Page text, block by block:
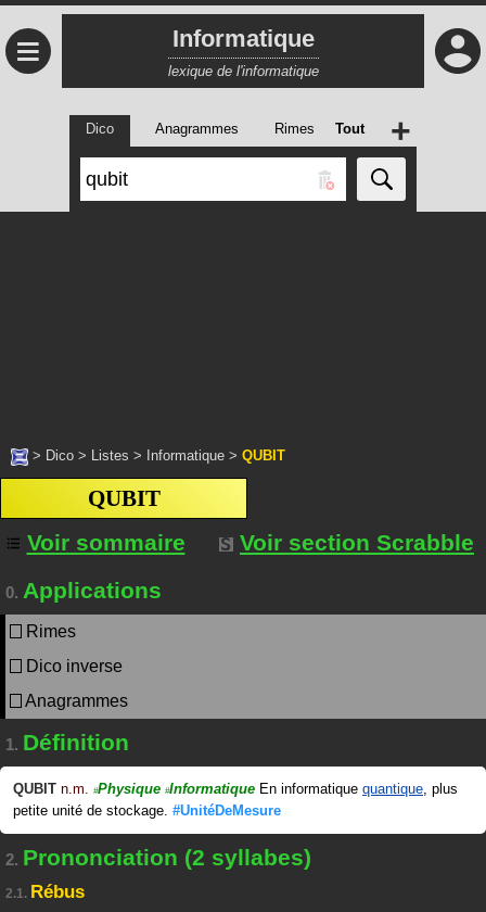
≡ Informatique
lexique de l'informatique
Dico Anagrammes Rimes Tout +
> Dico > Listes > Informatique > QUBIT
QUBIT
Voir sommaire
Voir section Scrabble
0. Applications
Rimes
Dico inverse
Anagrammes
1. Définition
QUBIT n.m. #Physique #Informatique En informatique quantique, plus
petite unité de stockage. #UnitéDeMesure
2. Prononciation (2 syllabes)
2.1. Rébus